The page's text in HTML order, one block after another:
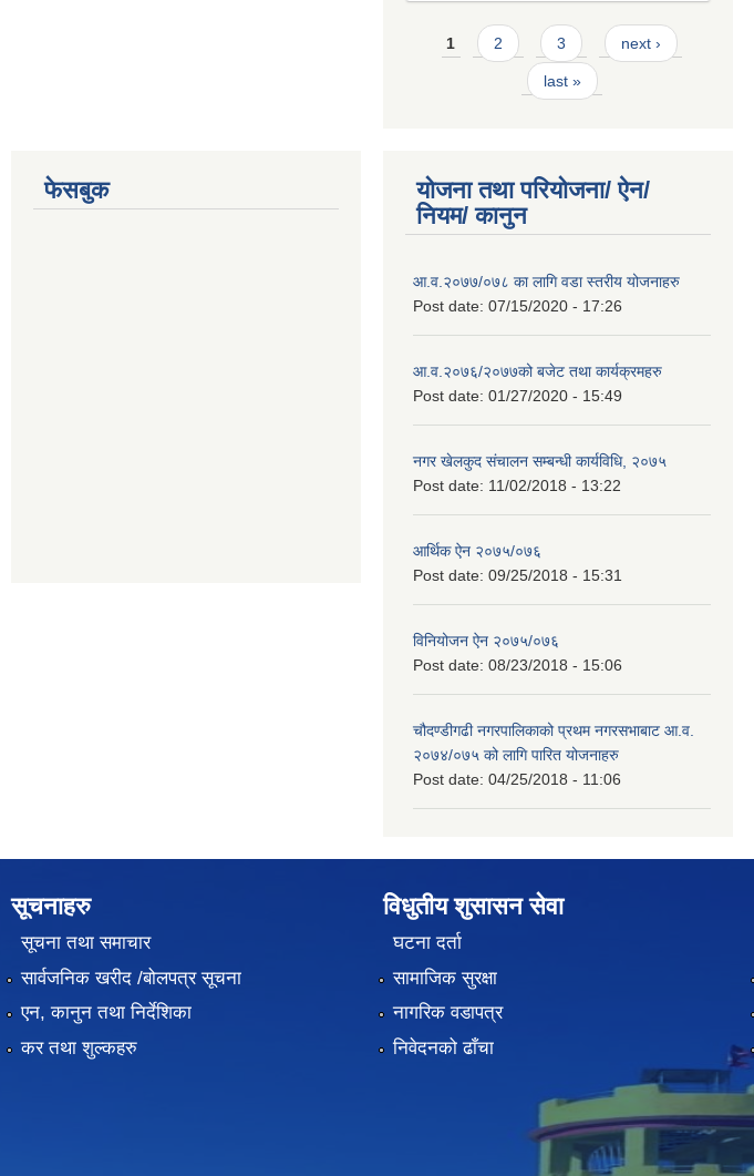
Pages
1 2 3 next ›
last »
फेसबुक
योजना तथा परियोजना/ ऐन/
नियम/ कानुन
आ.व.२०७७/०७८ का लागि वडा स्तरीय योजनाहरु
Post date: 07/15/2020 - 17:26
आ.व.२०७६/२०७७को बजेट तथा कार्यक्रमहरु
Post date: 01/27/2020 - 15:49
नगर खेलकुद संचालन सम्बन्धी कार्यविधि, २०७५
Post date: 11/02/2018 - 13:22
आर्थिक ऐन २०७५/०७६
Post date: 09/25/2018 - 15:31
विनियोजन ऐन २०७५/०७६
Post date: 08/23/2018 - 15:06
चौदण्डीगढी नगरपालिकाको प्रथम नगरसभाबाट आ.व.
२०७४/०७५ को लागि पारित योजनाहरु
Post date: 04/25/2018 - 11:06
सूचनाहरु
सूचना तथा समाचार
सार्वजनिक खरीद /बोलपत्र सूचना
एन, कानुन तथा निर्देशिका
कर तथा शुल्कहरु
विधुतीय शुसासन सेवा
घटना दर्ता
सामाजिक सुरक्षा
नागरिक वडापत्र
निवेदनको ढाँचा